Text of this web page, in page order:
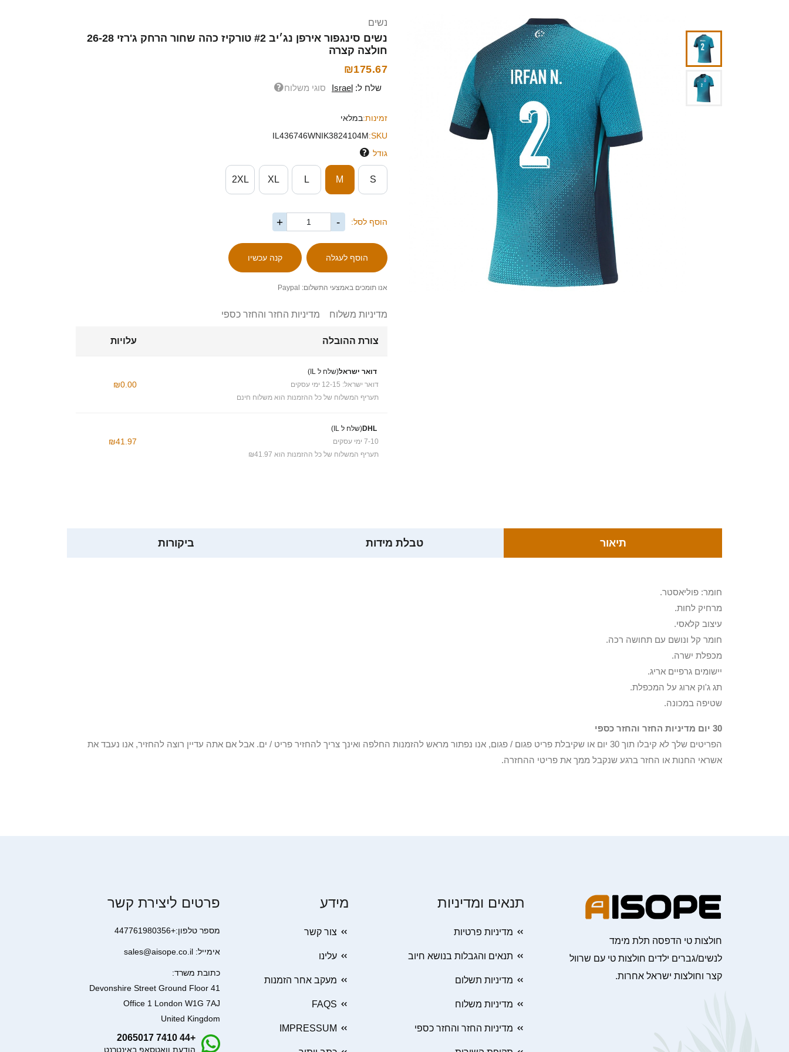
נשים
נשים סינגפור אירפן נג׳יב #2 טורקיז כהה שחור הרחק ג'רזי 26-28
חולצה קצרה
₪175.67
שלח ל: Israel סוגי משלוח
זמינות:במלאי
SKU:
IL436746WNIK3824104M
גודל
S
M
L
XL
2XL
הוסף לסל: -
+
אנו תומכים באמצעי התשלום: Paypal
מדיניות משלוח מדיניות החזר והחזר כספי
צורת ההובלה עלויות
דואר ישראל(שלח ל IL)
דואר ישראל: 12-15 ימי עסקים
תעריף המשלוח של כל ההזמנות הוא משלוח חינם
₪0.00
DHL(שלח ל IL)
7-10 ימי עסקים
תעריף המשלוח של כל ההזמנות הוא ₪41.97
₪41.97
תיאור טבלת מידות ביקורות
חומר: פוליאסטר.
מרחיק לחות.
עיצוב קלאסי.
חומר קל ונושם עם תחושה רכה.
מכפלת ישרה.
יישומים גרפיים אריג.
תג ג'וק ארוג על המכפלת.
שטיפה במכונה.
30 יום מדיניות החזר והחזר כספי
הפריטים שלך לא קיבלו תוך 30 יום או שקיבלת פריט פגום / פגום, אנו נפתור מראש להזמנות החלפה ואינך צריך להחזיר פריט / ים. אבל אם אתה עדיין רוצה להחזיר, אנו נעבד את
אשראי החנות או החזר ברגע שנקבל ממך את פריטי ההחזרה.
חולצות טי הדפסה תלת מימד
לנשים/גברים ילדים חולצות טי עם שרוול
קצר וחולצות ישראל אחרות.
תנאים ומדיניות
מדיניות פרטיות
תנאים והגבלות בנושא חיוב
מדיניות תשלום
מדיניות משלוח
מדיניות החזר והחזר כספי
מידע
צור קשר
עלינו
מעקב אחר הזמנות
FAQS
IMPRESSUM
פרטים ליצירת קשר
מספר טלפון:+447761980356
אימייל: sales@aisope.co.il
כתובת משרד:
41 Devonshire Street Ground Floor
Office 1 London W1G 7AJ
United Kingdom
+44 7410 2065017
הודעת וואטסאפ באינטרנט